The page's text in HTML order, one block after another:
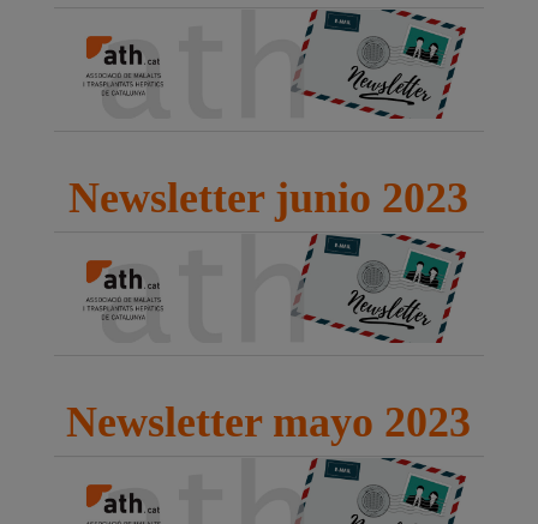
Newsletter junio 2023
Newsletter mayo 2023